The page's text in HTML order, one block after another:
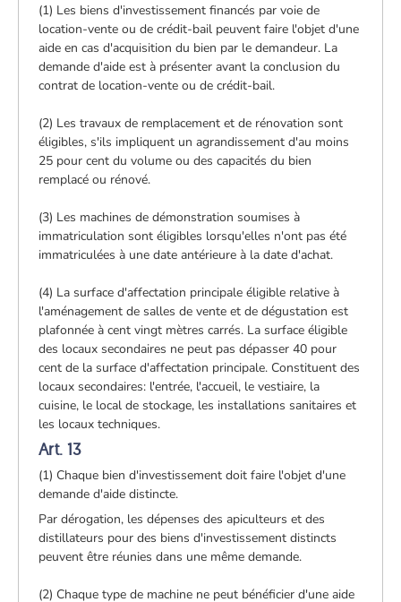
(1) Les biens d'investissement financés par voie de
location-vente ou de crédit-bail peuvent faire l'objet d'une
aide en cas d'acquisition du bien par le demandeur. La
demande d'aide est à présenter avant la conclusion du
contrat de location-vente ou de crédit-bail.
(2) Les travaux de remplacement et de rénovation sont
éligibles, s'ils impliquent un agrandissement d'au moins
25 pour cent du volume ou des capacités du bien
remplacé ou rénové.
(3) Les machines de démonstration soumises à
immatriculation sont éligibles lorsqu'elles n'ont pas été
immatriculées à une date antérieure à la date d'achat.
(4) La surface d'affectation principale éligible relative à
l'aménagement de salles de vente et de dégustation est
plafonnée à cent vingt mètres carrés. La surface éligible
des locaux secondaires ne peut pas dépasser 40 pour
cent de la surface d'affectation principale. Constituent des
locaux secondaires: l'entrée, l'accueil, le vestiaire, la
cuisine, le local de stockage, les installations sanitaires et
les locaux techniques.
Art. 13
(1) Chaque bien d'investissement doit faire l'objet d'une
demande d'aide distincte.
Par dérogation, les dépenses des apiculteurs et des
distillateurs pour des biens d'investissement distincts
peuvent être réunies dans une même demande.
(2) Chaque type de machine ne peut bénéficier d'une aide